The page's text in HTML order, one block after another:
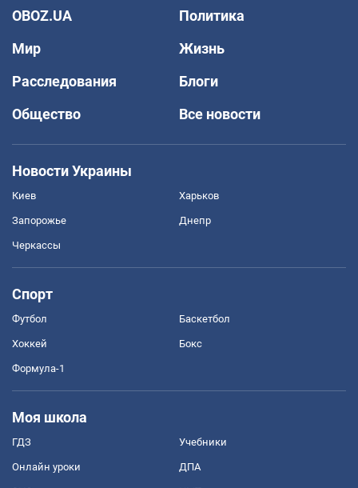
OBOZ.UA
Политика
Мир
Жизнь
Расследования
Блоги
Общество
Все новости
Новости Украины
Киев Харьков
Запорожье Днепр
Черкассы
Спорт
Футбол Баскетбол
Хоккей Бокс
Формула-1
Моя школа
ГДЗ Учебники
Онлайн уроки ДПА